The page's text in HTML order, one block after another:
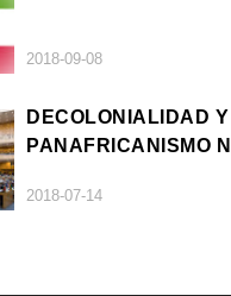
2018-09-08
DECOLONIALIDAD Y
PANAFRICANISMO
2018-07-14